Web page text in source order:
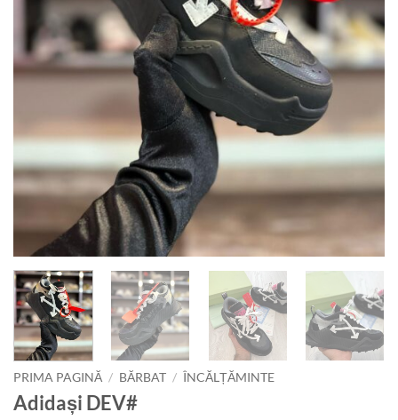
PRIMA PAGINĂ / BĂRBAT / ÎNCĂLȚĂMINTE
Adidași DEV#